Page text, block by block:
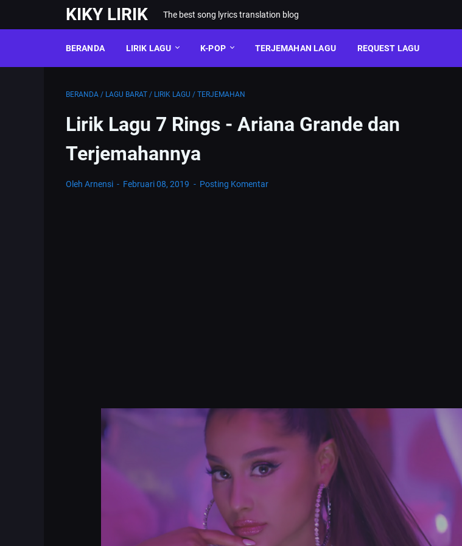
KIKY LIRIK The best song lyrics translation blog
BERANDA LIRIK LAGU K-POP TERJEMAHAN LAGU REQUEST LAGU
BERANDA / LAGU BARAT / LIRIK LAGU / TERJEMAHAN
Lirik Lagu 7 Rings - Ariana Grande dan
Terjemahannya
Oleh Arnensi Februari 08, 2019 Posting Komentar